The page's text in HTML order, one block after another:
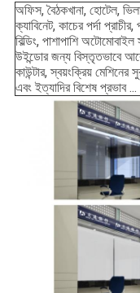
অফিস, বৈঠকখানা, হোটেল,
ক্যাবিনেট, কাচের পর্দা
বিল্ডিং, পাশাপাশি
উইন্ডোর জন্য বিস্তৃতভাবে
কাউন্টার, স্বয়ংক্রিয় মেশিনের
এবং ইত্যাদির বিশেষ প্রভাব ...